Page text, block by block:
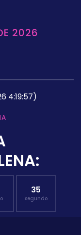
2026
4:19:57)
34
segundo